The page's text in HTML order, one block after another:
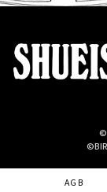
AGB